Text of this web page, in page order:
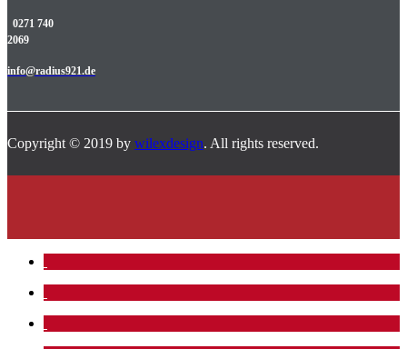
0271 740
2069
info@radius921.de
Copyright © 2019 by wilexdesign. All rights reserved.